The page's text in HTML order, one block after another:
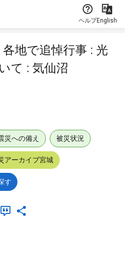
ヘルプEnglish
地で追悼行事 : 光
て : 気仙沼
災への備え 被災状況
アーカイブ宮城
す